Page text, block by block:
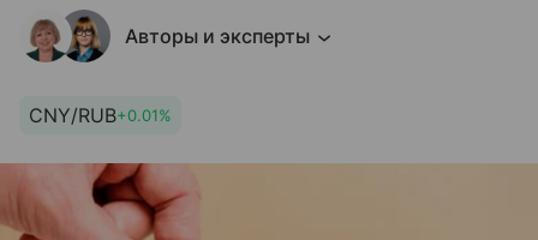
Авторы и эксперты
CNY/RUB+0.01%